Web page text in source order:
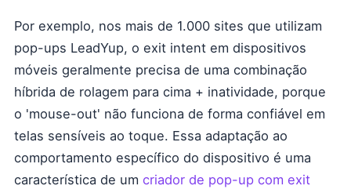
Por exemplo, nos mais de 1.000 sites que utilizam
pop-ups LeadYup, o exit intent em dispositivos
móveis geralmente precisa de uma combinação
híbrida de rolagem para cima + inatividade, porque
o 'mouse-out' não funciona de forma confiável em
telas sensíveis ao toque. Essa adaptação ao
comportamento específico do dispositivo é uma
característica de um criador de pop-up com exit